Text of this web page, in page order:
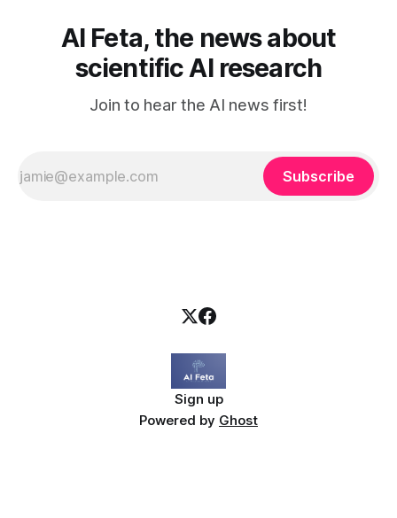
AI Feta, the news about
scientific AI research
Join to hear the AI news first!
Subscribe
Sign up
Powered by Ghost